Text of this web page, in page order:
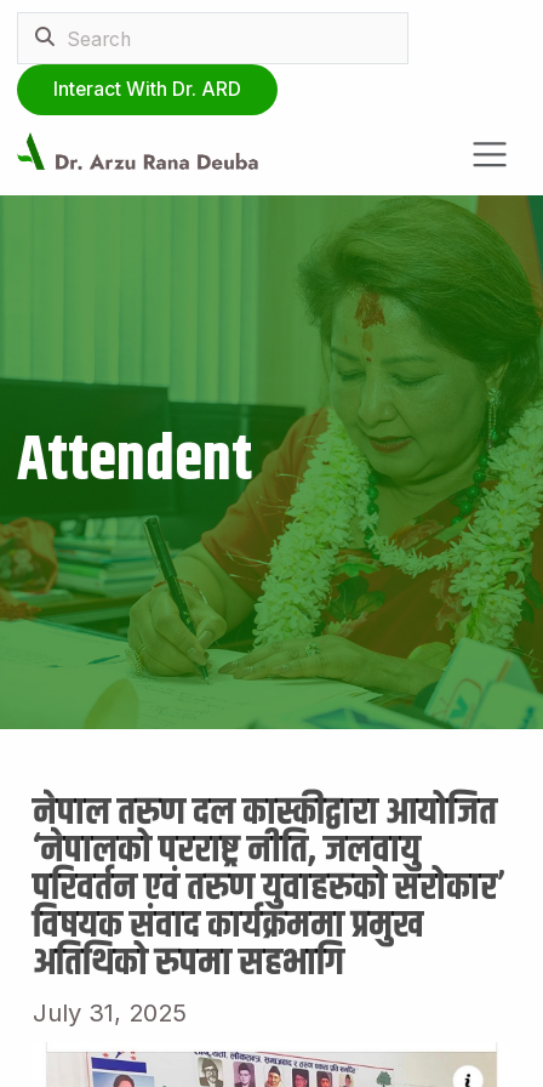
Interact With Dr. ARD
Attendent
नेपाल तरुण दल कास्कीद्वारा आयोजित
‘नेपालको परराष्ट्र नीति, जलवायु
परिवर्तन एवं तरुण युवाहरुको सरोकार’
विषयक संवाद कार्यक्रममा प्रमुख
अतिथिको रुपमा सहभागि
July 31, 2025